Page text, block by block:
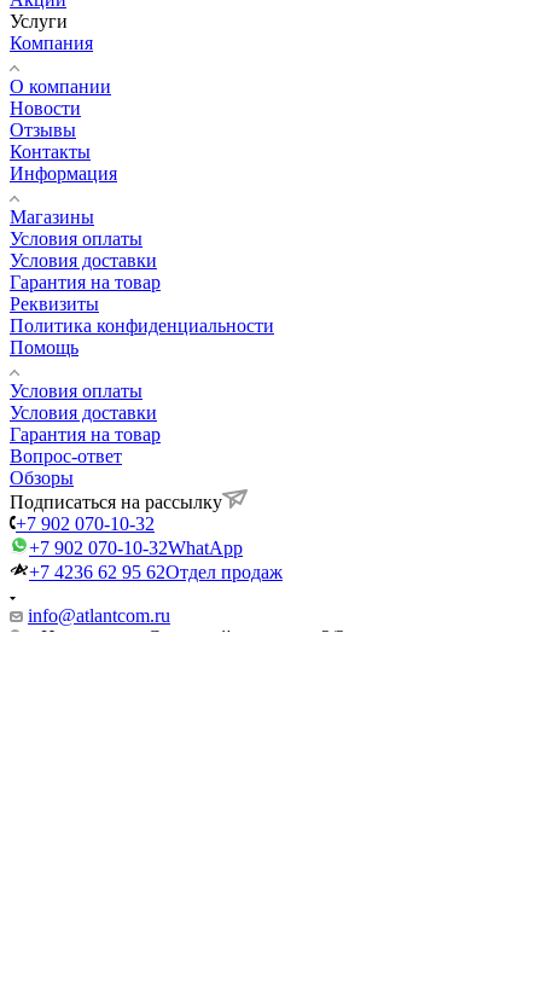
Услуги
Компания
О компании
Новости
Отзывы
Контакты
Информация
Магазины
Условия оплаты
Условия доставки
Гарантия на товар
Реквизиты
Политика конфиденциальности
Помощь
Условия оплаты
Условия доставки
Гарантия на товар
Вопрос-ответ
Обзоры
Подписаться на рассылку
+7 902 070-10-32
+7 902 070-10-32WhatApp
+7 4236 62 95 62Отдел продаж
info@atlantcom.ru
г. Находка, ул. Северный проспект, 2/2